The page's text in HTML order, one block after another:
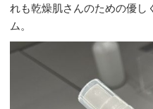
れも乾燥肌さんのための優し
ム。